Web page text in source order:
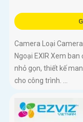
Camera Loại
Ngoại EXIR Xem
nhỏ gọn, thiết kế
cho công trình. ...